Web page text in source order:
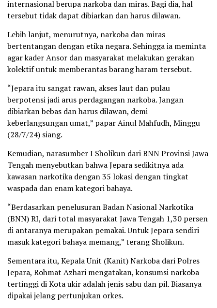
internasional berupa narkoba dan miras. Bagi dia, hal
tersebut tidak dapat dibiarkan dan harus dilawan.
Lebih lanjut, menurutnya, narkoba dan miras
bertentangan dengan etika negara. Sehingga ia meminta
agar kader Ansor dan masyarakat melakukan gerakan
kolektif untuk memberantas barang haram tersebut.
“Jepara itu sangat rawan, akses laut dan pulau
berpotensi jadi arus perdagangan narkoba. Jangan
dibiarkan bebas dan harus dilawan, demi
keberlangsungan umat,” papar Ainul Mahfudh, Minggu
(28/7/24) siang.
Kemudian, narasumber I Sholikun dari BNN Provinsi Jawa
Tengah menyebutkan bahwa Jepara sedikitnya ada
kawasan narkotika dengan 35 lokasi dengan tingkat
waspada dan enam kategori bahaya.
“Berdasarkan penelusuran Badan Nasional Narkotika
(BNN) RI, dari total masyarakat Jawa Tengah 1,30 persen
di antaranya merupakan pemakai. Untuk Jepara sendiri
masuk kategori bahaya memang,” terang Sholikun.
Sementara itu, Kepala Unit (Kanit) Narkoba dari Polres
Jepara, Rohmat Azhari mengatakan, konsumsi narkoba
tertinggi di Kota ukir adalah jenis sabu dan pil. Biasanya
dipakai jelang pertunjukan orkes.